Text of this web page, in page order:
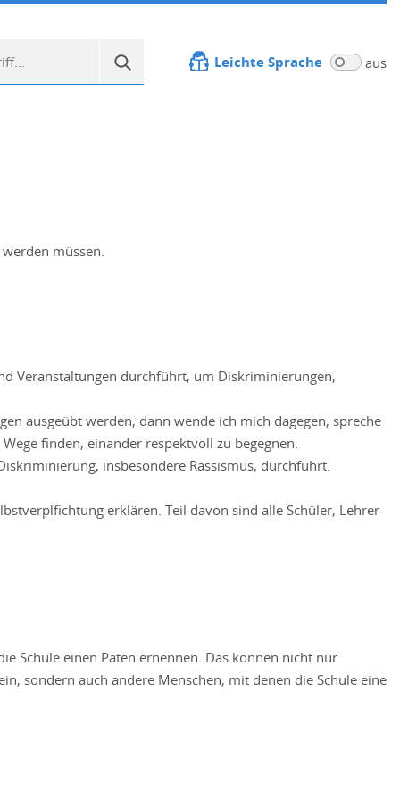
Leichte Sprache aus
müssen.
Veranstaltungen durchführt, um Diskriminierungen,
ausgeübt werden, dann wende ich mich dagegen, spreche
finden, einander respektvoll zu begegnen.
insbesondere Rassismus, durchführt.
erklären. Teil davon sind alle Schüler, Lehrer
Schule einen Paten ernennen. Das können nicht nur
sondern auch andere Menschen, mit denen die Schule eine